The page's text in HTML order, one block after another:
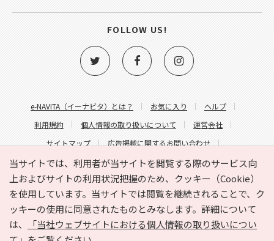
当サイトでは、利用者が当サイトを閲覧する際のサービス向
上およびサイトの利用状況把握のため、クッキー（Cookie）
を使用しています。当サイトでは閲覧を継続されることで、ク
ッキーの使用に同意されたものとみなします。詳細について
は、
「当社ウェブサイトにおける個人情報の取り扱いについ
e-NAVITA（イーナビタ）とは？ お気に入り
ヘルプ
利用規約
個人情報の取り扱いについて
運営会社
サイトマップ
広告掲載に関するお問い合わせ
サイトの内容に関するお問い合わせ
FOLLOW US!
Copyright © HYOJITO.Co.,Ltd. All Rights Reserved.